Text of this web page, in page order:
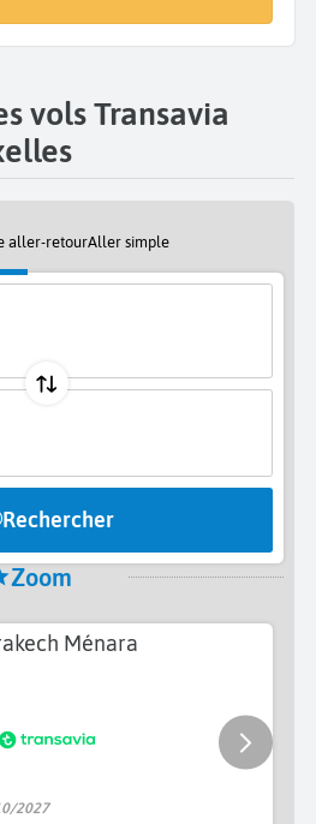
vols Transavia
aller-retourAller simple
Rechercher
Zoom
Ménara
2027